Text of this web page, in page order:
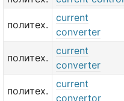
политех.
current
converter
политех.
current
converter
политех.
current
convertor